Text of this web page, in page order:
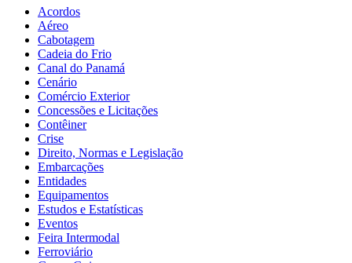
Acordos
Aéreo
Cabotagem
Cadeia do Frio
Canal do Panamá
Cenário
Comércio Exterior
Concessões e Licitações
Contêiner
Crise
Direito, Normas e Legislação
Embarcações
Entidades
Equipamentos
Estudos e Estatísticas
Eventos
Feira Intermodal
Ferroviário